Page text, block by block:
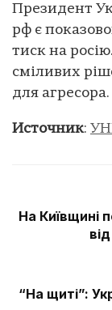
Президент
рф є
тиск на
сміливих
для агресора.
Источник:
На Київщині
“На щиті”: